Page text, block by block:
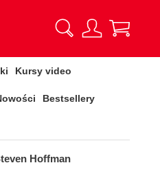
Kursy video
Bestsellery
Hoffman